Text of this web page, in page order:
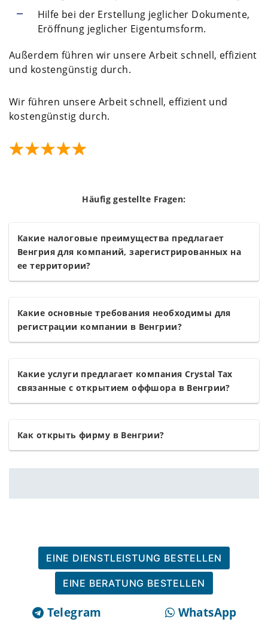
Hilfe bei der Erstellung jeglicher Dokumente,
Eröffnung jeglicher Eigentumsform.
Außerdem führen wir unsere Arbeit schnell, effizient
und kostengünstig durch.
Wir führen unsere Arbeit schnell, effizient und
kostengünstig durch.
Häufig gestellte Fragen:
Какие налоговые преимущества предлагает
Венгрия для компаний, зарегистрированных на
ее территории?
Какие основные требования необходимы для
регистрации компании в Венгрии?
Какие услуги предлагает компания Crystal Tax
связанные с открытием оффшора в Венгрии?
Как открыть фирму в Венгрии?
EINE DIENSTLEISTUNG BESTELLEN
EINE BERATUNG BESTELLEN
Telegram WhatsApp